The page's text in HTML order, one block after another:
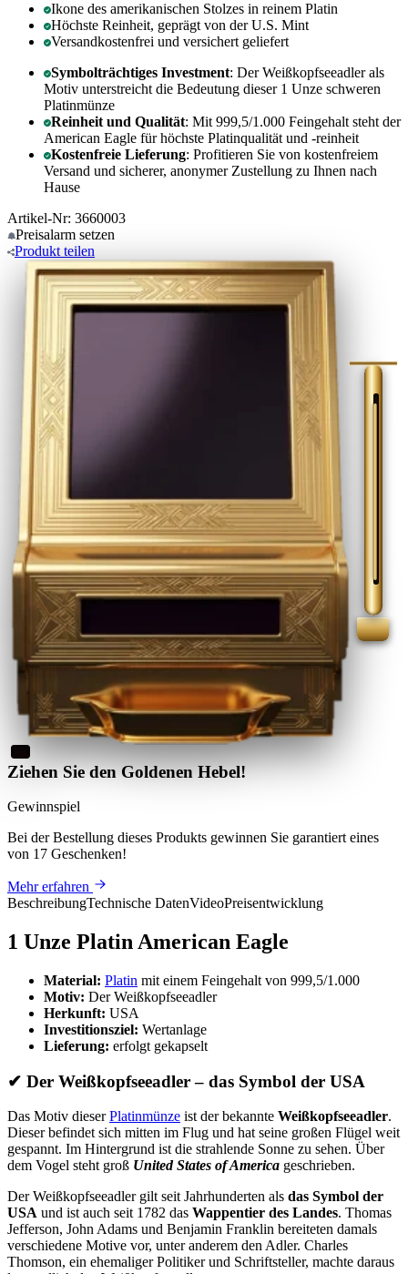
Ikone des amerikanischen Stolzes in reinem Platin
Höchste Reinheit, geprägt von der U.S. Mint
Versandkostenfrei und versichert geliefert
Symbolträchtiges Investment: Der Weißkopfseeadler als
Motiv unterstreicht die Bedeutung dieser 1 Unze schweren
Platinmünze
Reinheit und Qualität: Mit 999,5/1.000 Feingehalt steht der
American Eagle für höchste Platinqualität und -reinheit
Kostenfreie Lieferung: Profitieren Sie von kostenfreiem
Versand und sicherer, anonymer Zustellung zu Ihnen nach
Hause
Artikel-Nr: 3660003
Preisalarm setzen
Produkt teilen
Ziehen Sie den Goldenen Hebel!
Gewinnspiel
Bei der Bestellung dieses Produkts gewinnen Sie garantiert eines
von 17 Geschenken!
Mehr erfahren
BeschreibungTechnische DatenVideoPreisentwicklung
1 Unze Platin American Eagle
Material: Platin mit einem Feingehalt von 999,5/1.000
Motiv: Der Weißkopfseeadler
Herkunft: USA
Investitionsziel: Wertanlage
Lieferung: erfolgt gekapselt
✔ Der Weißkopfseeadler – das Symbol der USA
Das Motiv dieserPlatinmünze ist der bekannte Weißkopfseeadler.
Dieser befindet sich mitten im Flug und hat seine großen Flügel weit
gespannt. Im Hintergrund ist die strahlende Sonne zu sehen. Über
dem Vogel steht groß United States of America geschrieben.
Der Weißkopfseeadler gilt seit Jahrhunderten als das Symbol der
USA und ist auch seit 1782 das Wappentier des Landes. Thomas
Jefferson, John Adams und Benjamin Franklin bereiteten damals
verschiedene Motive vor, unter anderem den Adler. Charles
Thomson, ein ehemaliger Politiker und Schriftsteller, machte daraus